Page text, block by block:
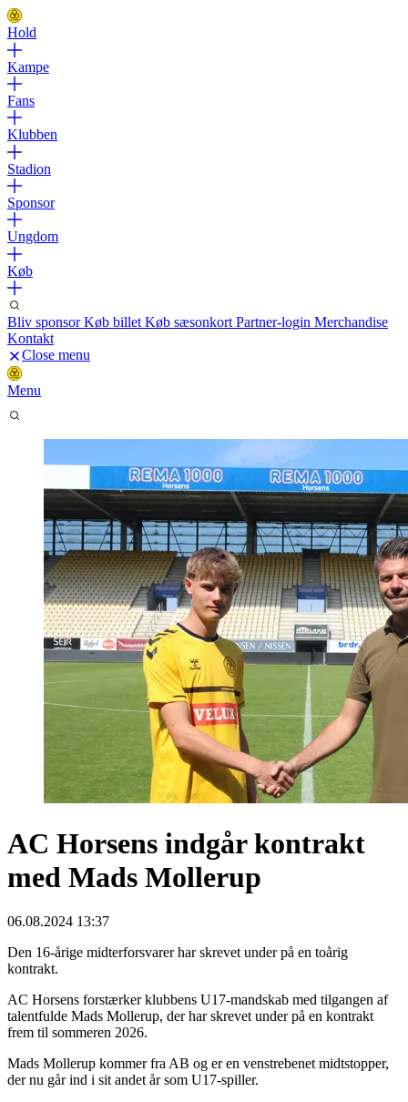
Hold
Kampe
Fans
Klubben
Stadion
Sponsor
Ungdom
Køb
Bliv sponsorKøb billet Køb sæsonkort Partner-login Merchandise
Kontakt
Close menu
Menu
AC Horsens indgår kontrakt
med Mads Mollerup
06.08.2024 13:37
Den 16-årige midterforsvarer har skrevet under på en toårig
kontrakt.
AC Horsens forstærker klubbens U17-mandskab med tilgangen af
talentfulde Mads Mollerup, der har skrevet under på en kontrakt
frem til sommeren 2026.
Mads Mollerup kommer fra AB og er en venstrebenet midtstopper,
der nu går ind i sit andet år som U17-spiller.